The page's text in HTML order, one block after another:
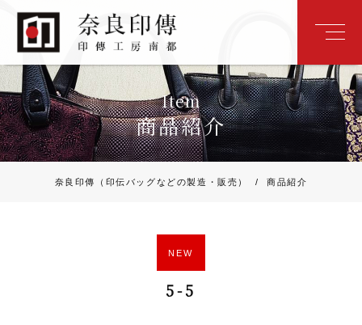
Item
商品紹介
奈良印傳（印伝バッグなどの製造・販売） / 商品紹介
NEW
5-5